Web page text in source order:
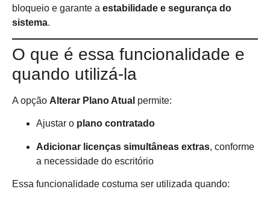
bloqueio e garante a estabilidade e segurança do
sistema.
O que é essa funcionalidade e
quando utilizá-la
A opção Alterar Plano Atual permite:
Ajustar o plano contratado
Adicionar licenças simultâneas extras, conforme
a necessidade do escritório
Essa funcionalidade costuma ser utilizada quando: